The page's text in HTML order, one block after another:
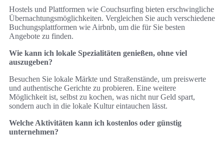
Hostels und Plattformen wie Couchsurfing bieten erschwingliche
Übernachtungsmöglichkeiten. Vergleichen Sie auch verschiedene
Buchungsplattformen wie Airbnb, um die für Sie besten
Angebote zu finden.
Wie kann ich lokale Spezialitäten genießen, ohne viel
auszugeben?
Besuchen Sie lokale Märkte und Straßenstände, um preiswerte
und authentische Gerichte zu probieren. Eine weitere
Möglichkeit ist, selbst zu kochen, was nicht nur Geld spart,
sondern auch in die lokale Kultur eintauchen lässt.
Welche Aktivitäten kann ich kostenlos oder günstig
unternehmen?